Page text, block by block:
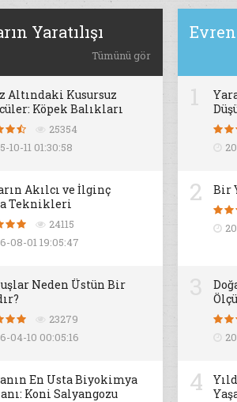
Yaratılışı
Tümünü gör
Altındaki Kusursuz
Köpek Balıkları
25354
10-11 01:30:58
Akılcı ve İlginç
Teknikleri
24115
08-01 19:05:47
Neden Üstün Bir
23279
04-10 00:05:16
En Usta Biyokimya
Koni Salyangozu
2 Bir
4